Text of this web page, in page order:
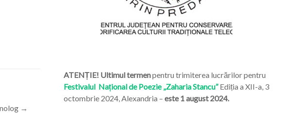
→
ATENȚIE! Ultimul termenpentru trimiterea lucrărilor pentru
Festivalul Național de Poezie „Zaharia Stancu” Ediția a XII-a, 3
octombrie 2024, Alexandria – este 1 august 2024.